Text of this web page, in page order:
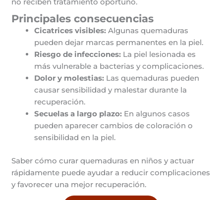
Principales consecuencias
Cicatrices visibles:Algunas quemaduras
pueden dejar marcas permanentes en la piel.
Riesgo de infecciones:La piel lesionada es
más vulnerable a bacterias y complicaciones.
Dolor y molestias:Las quemaduras pueden
causar sensibilidad y malestar durante la
recuperación.
Secuelas a largo plazo:En algunos casos
pueden aparecer cambios de coloración o
sensibilidad en la piel.
Saber cómo curar quemaduras en niños y actuar
rápidamente puede ayudar a reducir complicaciones
y favorecer una mejor recuperación.